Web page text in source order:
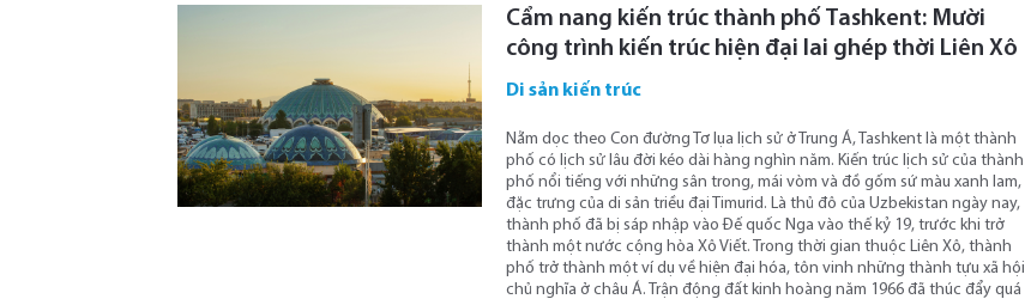
Cẩm nang kiến ​​trúc thành phố Tashkent: Mười
công trình kiến ​​trúc hiện đại lai ghép thời Liên Xô
Di sản kiến trúc
Nằm dọc theo Con đường Tơ lụa lịch sử ở Trung Á, Tashkent là một thành
phố có lịch sử lâu đời kéo dài hàng nghìn năm. Kiến trúc lịch sử của thành
phố nổi tiếng với những sân trong, mái vòm và đồ gốm sứ màu xanh lam,
đặc trưng của di sản triều đại Timurid. Là thủ đô của Uzbekistan ngày nay,
thành phố đã bị sáp nhập vào Đế quốc Nga vào thế kỷ 19, trước khi trở
thành một nước cộng hòa Xô Viết. Trong thời gian thuộc Liên Xô, thành
phố trở thành một ví dụ về hiện đại hóa, tôn vinh những thành tựu xã hội
chủ nghĩa ở châu Á. Trận động đất kinh hoàng năm 1966 đã thúc đẩy quá